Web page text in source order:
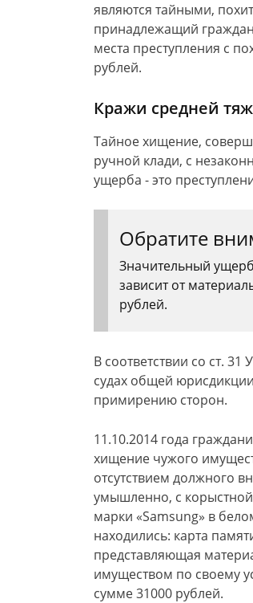
являются тайными,
принадлежащий
места преступления с
рублей.
Кражи средней
Тайное хищение,
ручной клади, с
ущерба - это
Обратите
Значительный
зависит от
рублей.
В соответствии со ст.
судах общей
примирению сторон.
11.10.2014 года
хищение чужого
отсутствием должного
умышленно, с
марки «Samsung» в
находились: карта
представляющая
имуществом по своему
сумме 31000 рублей.